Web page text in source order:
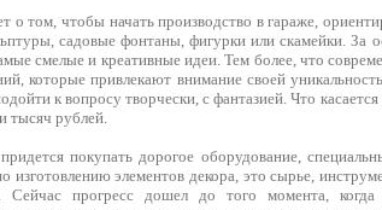
о том, чтобы начать производство в гараже,
садовые фонтаны, фигурки или скамейки.
смелые и креативные идеи. Тем более, что
которые привлекают внимание своей
к вопросу творчески, с фантазией. Что
тысяч рублей.
покупать дорогое оборудование,
изготовлению элементов декора, это сырье,
Сейчас прогресс дошел до того момента,